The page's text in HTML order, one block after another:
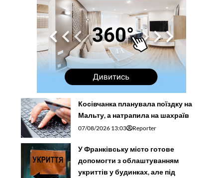
Косівчанка планувала поїздку на
Мальту, а натрапила на шахраїв
07/08/2026 13:03 Reporter
У Франківську місто готове
допомогти з облаштуванням
укриттів у будинках, але під